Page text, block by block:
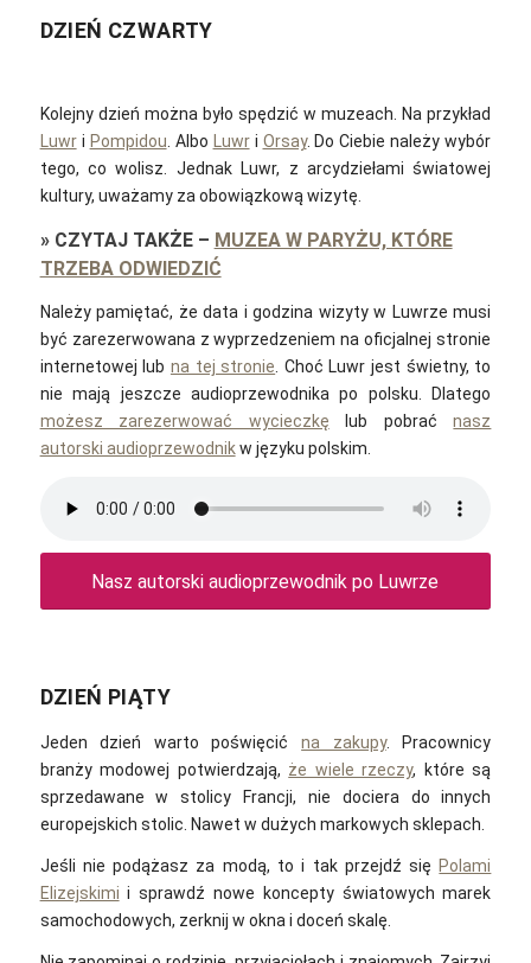
DZIEŃ CZWARTY
Kolejny dzień można było spędzić w muzeach. Na przykład
Luwri Pompidou . Albo Luwri Orsay. Do Ciebie należy wybór
tego, co wolisz. Jednak Luwr, z arcydziełami światowej
kultury, uważamy za obowiązkową wizytę.
» CZYTAJ TAKŻE– MUZEA W PARYŻU, KTÓRE
TRZEBA ODWIEDZIĆ
Należy pamiętać, że data i godzina wizyty w Luwrze musi
być zarezerwowana z wyprzedzeniem na oficjalnej stronie
internetowej lub na tej stronie . Choć Luwr jest świetny, to
nie mają jeszcze audioprzewodnika po polsku. Dlatego
możesz zarezerwować wycieczkę lub pobraćnasz
autorski audioprzewodnikw języku polskim.
Nasz autorski audioprzewodnik po Luwrze
DZIEŃ PIĄTY
Jeden dzień warto poświęcićna zakupy. Pracownicy
branży modowej potwierdzają, że wiele rzeczy, które są
sprzedawane w stolicy Francji, nie dociera do innych
europejskich stolic. Nawet w dużych markowych sklepach.
Jeśli nie podążasz za modą, to i tak przejdź się Polami
Elizejskimi i sprawdź nowe koncepty światowych marek
samochodowych, zerknij w okna i doceń skalę.